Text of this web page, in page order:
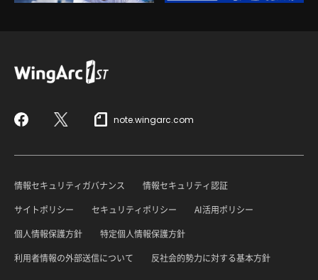
FacebookX note.wingarc.com
情報セキュリティガバナンス
情報セキュリティ認証
サイトポリシー
セキュリティポリシー
AI活用ポリシー
個人情報保護方針
特定個人情報保護方針
利用者情報の外部送信について
反社会的勢力に対する基本方針